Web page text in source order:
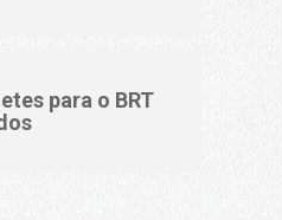
para o BRT